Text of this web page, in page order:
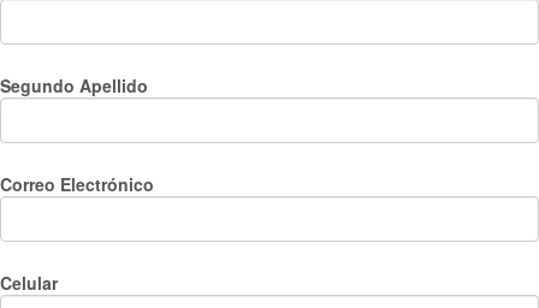
Segundo Apellido
Correo Electrónico
Celular